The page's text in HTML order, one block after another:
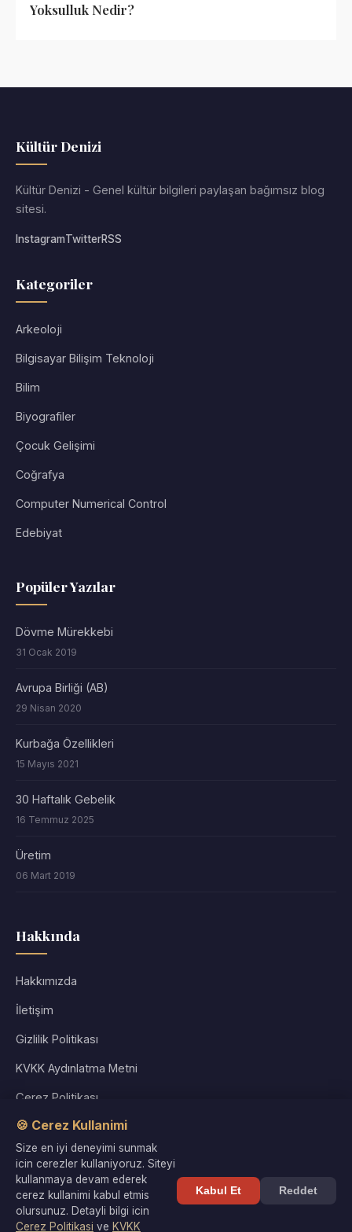
Yoksulluk Nedir?
Kültür Denizi
Kültür Denizi - Genel kültür bilgileri paylaşan bağımsız blog
sitesi.
InstagramTwitterRSS
Kategoriler
Arkeoloji
Bilgisayar Bilişim Teknoloji
Bilim
Biyografiler
Çocuk Gelişimi
Coğrafya
Computer Numerical Control
Edebiyat
Popüler Yazılar
Dövme Mürekkebi
31 Ocak 2019
Avrupa Birliği (AB)
29 Nisan 2020
Kurbağa Özellikleri
15 Mayıs 2021
30 Haftalık Gebelik
16 Temmuz 2025
Üretim
06 Mart 2019
Hakkında
Hakkımızda
İletişim
Gizlilik Politikası
KVKK Aydınlatma Metni
Çerez Politikası
Kullanım Koşulları
Site Haritası
🍪 Cerez Kullanimi
Size en iyi deneyimi sunmak
icin cerezler kullaniyoruz. Siteyi
kullanmaya devam ederek
cerez kullanimi kabul etmis
olursunuz. Detayli bilgi icin
Cerez Politikasi ve KVKK
Kabul Et Reddet